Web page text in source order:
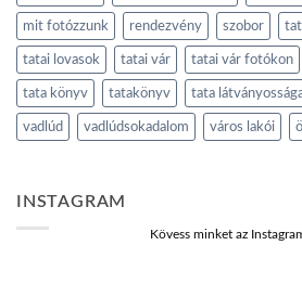
mit fotózzunk rendezvény szobor
tatai lovasok tatai vár tatai vár fotókon
tata könyv tatakönyv tata
vadlúd vadlúdsokadalom város lakói
INSTAGRAM
Kövess minket az